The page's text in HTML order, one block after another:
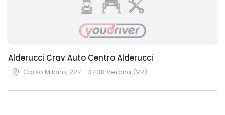
Alderucci Crav Auto Centro Alderucci
Corso Milano, 227 - 37138 Verona (VR)